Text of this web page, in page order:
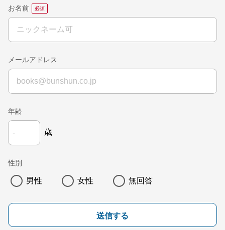
お名前
メールアドレス
年齢
歳
性別
男性 女性 無回答
送信する